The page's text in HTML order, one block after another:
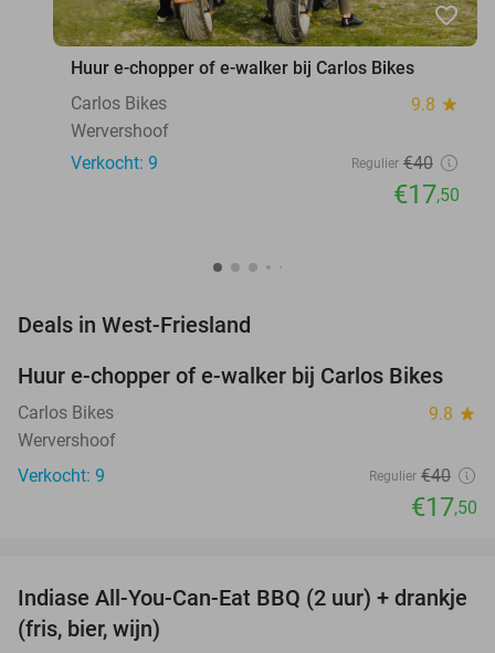
favorite_border
Huur e-chopper of e-walker bij Carlos Bikes
Carlos Bikes
9.8 star
Wervershoof
Verkocht: 9
Regulier €40
€17,50
Deals in West-Friesland
56%
TODAY
Huur e-chopper of e-walker bij Carlos Bikes
Carlos Bikes 9.8 star
Wervershoof
Verkocht: 9
Regulier €40
€17,50
26%
Indiase All-You-Can-Eat BBQ (2 uur) + drankje
(fris, bier, wijn)